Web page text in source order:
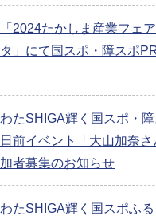
「2024たかしま産業フェ
タ」にて国スポ・障スポ
わたSHIGA輝く国スポ・
日前イベント「大山加奈
加者募集のお知らせ
わたSHIGA輝く国スポふ